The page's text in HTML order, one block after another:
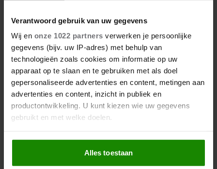
Verantwoord gebruik van uw gegevens
Wij en onze 1022 partners verwerken je persoonlijke
gegevens (bijv. uw IP-adres) met behulp van
technologieën zoals cookies om informatie op uw
apparaat op te slaan en te gebruiken met als doel
gepersonaliseerde advertenties en content, metingen aan
advertenties en content, inzicht in publiek en
productontwikkeling. U kunt kiezen wie uw gegevens
gebruikt en met welke doelen.
Als u het toestaat, willen we ook graag:
Informatie verzamelen over uw geografische
locatie, die tot een paar meter nauwkeurig kan zijn
Alles toestaan
06/08/2026
KONING CHARLES LUIDT
ZOMERVAKANTIE IN OP GELIEFD SCHOTS
LANDGOED